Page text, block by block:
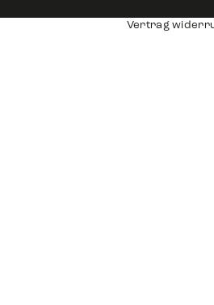
Vertrag